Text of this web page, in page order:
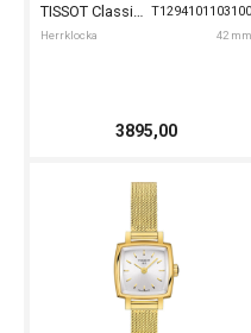
T1294101103100
Herrklocka 42 mm
TISSOT Classic Dream 42mm
3895,00